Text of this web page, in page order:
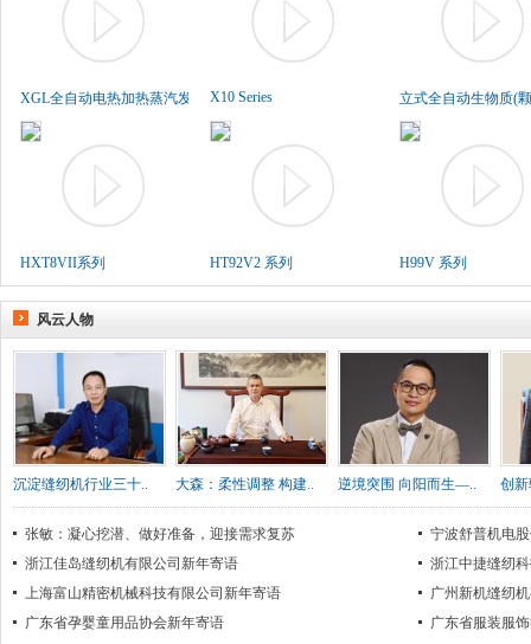
XGL全自动电热加热蒸汽发生..X10 Series 立式全自动生物质(
HXT8VII系列 HT92V2 系列 H99V 系列
风云人物
沉淀缝纫机行业三十.. 大森：柔性调整 构建.. 逆境突围 向阳而生—.. 创
张敏：凝心挖潜、做好准备，迎接需求复苏
宁波舒普机电
浙江佳岛缝纫机有限公司新年寄语
浙江中捷缝纫
上海富山精密机械科技有限公司新年寄语
广州新机缝纫
广东省孕婴童用品协会新年寄语
广东省服装服